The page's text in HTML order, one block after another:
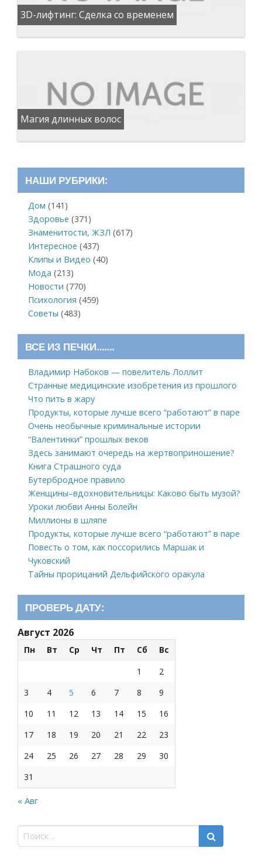
3D-лифтинг: Сделка со временем
Магия длинных волос
НАШИ РУБРИКИ:
Дом (141)
Здоровье (371)
Знаменитости, ЖЗЛ (617)
Интересное (437)
Клипы и Видео (40)
Мода (213)
Новости (770)
Психология (459)
Советы (483)
ВСЕ ИЗ ПЕЧКИ…….
Владимир Набоков — повелитель Лоллит
Странные медицинские изобретения из прошлого
Что пить в жару
Продукты, которые лучше всего “работают” в паре
Очень необычные криминальные истории
“Валентинки” прошлых веков
Здесь занимают очередь на жертвоприношение?
Книга Страшного суда
Бутербродное правило
Женщины–вдохновительницы: Каково быть музой?
Уроки любви Анны Болейн
Миллионы в шляпе
Продукты, которые лучше всего “работают” в паре
Повесть о том, как поссорились Маршак и
Чуковский
Тайны прорицаний Дельфийского оракула
ПРОВЕРЬ ДАТУ:
Август 2026
Пн Вт Ср Чт Пт Сб
Вс
1
2
3
4 5 6 7 8
9
10
11 12 13 14 15
16
17
18 19 20 21 22
23
24
25 26 27 28 29
30
31
« Авг